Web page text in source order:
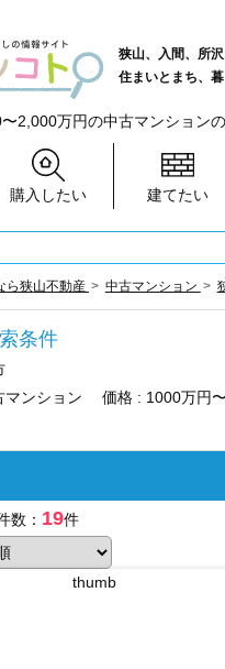
狭山、入間、所沢
住まいとまち、
2,000万円の中古マンション
購入したい 建てたい
ら狭山不動産 中古マンション
条件
マンション 価格 : 1000万円
数： 19件